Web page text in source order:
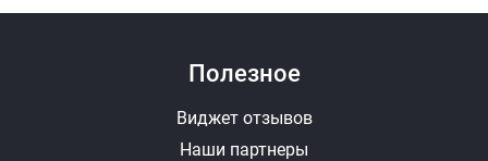
Полезное
Виджет отзывов
Наши партнеры